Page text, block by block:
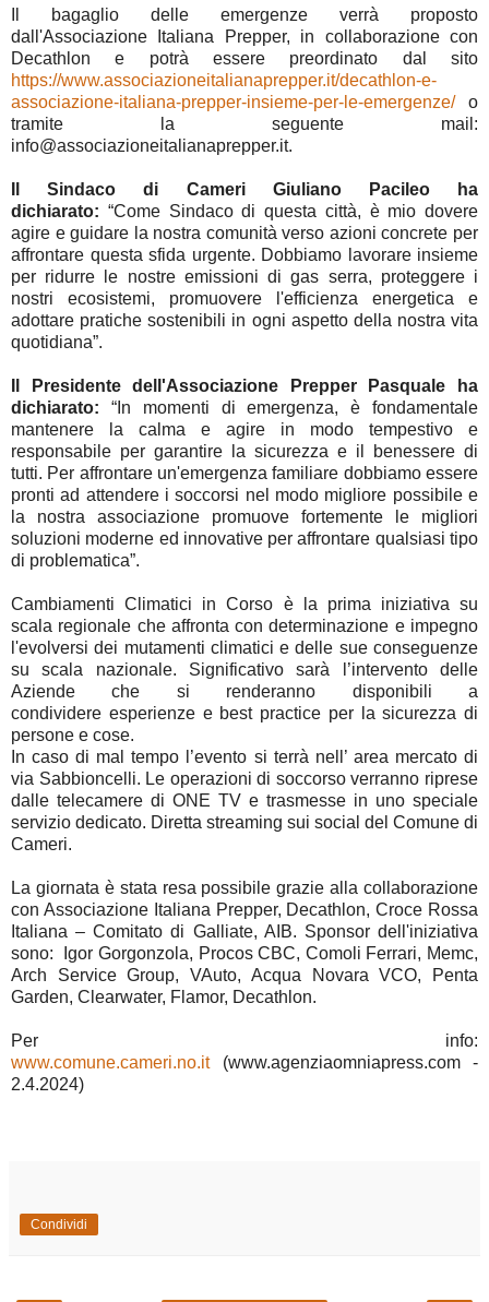
Il bagaglio delle emergenze verrà proposto
dall'Associazione Italiana Prepper, in collaborazione con
Decathlon e potrà essere preordinato dal sito
https://www.associazioneitalianaprepper.it/decathlon-e-
associazione-italiana-prepper-insieme-per-le-emergenze/o
tramite la seguente mail:
info@associazioneitalianaprepper.it.
Il Sindaco di Cameri Giuliano Pacileo ha
dichiarato: “Come Sindaco di questa città, è mio dovere
agire e guidare la nostra comunità verso azioni concrete per
affrontare questa sfida urgente. Dobbiamo lavorare insieme
per ridurre le nostre emissioni di gas serra, proteggere i
nostri ecosistemi, promuovere l'efficienza energetica e
adottare pratiche sostenibili in ogni aspetto della nostra vita
quotidiana”.
Il Presidente dell'Associazione Prepper Pasquale ha
dichiarato: “In momenti di emergenza, è fondamentale
mantenere la calma e agire in modo tempestivo e
responsabile per garantire la sicurezza e il benessere di
tutti. Per affrontare un'emergenza familiare dobbiamo essere
pronti ad attendere i soccorsi nel modo migliore possibile e
la nostra associazione promuove fortemente le migliori
soluzioni moderne ed innovative per affrontare qualsiasi tipo
di problematica”.
Cambiamenti Climatici in Corso è la prima iniziativa su
scala regionale che affronta con determinazione e impegno
l'evolversi dei mutamenti climatici e delle sue conseguenze
su scala nazionale. Significativo sarà l’intervento delle
Aziende che si renderanno disponibili a
condividere esperienze e best practice per la sicurezza di
persone e cose.
In caso di mal tempo l’evento si terrà nell’ area mercato di
via Sabbioncelli. Le operazioni di soccorso verranno riprese
dalle telecamere di ONE TV e trasmesse in uno speciale
servizio dedicato. Diretta streaming sui social del Comune di
Cameri.
La giornata è stata resa possibile grazie alla collaborazione
con Associazione Italiana Prepper, Decathlon, Croce Rossa
Italiana – Comitato di Galliate, AIB. Sponsor dell'iniziativa
sono: Igor Gorgonzola, Procos CBC, Comoli Ferrari, Memc,
Arch Service Group, VAuto, Acqua Novara VCO, Penta
Garden, Clearwater, Flamor, Decathlon.
Per info:
www.comune.cameri.no.it
(www.agenziaomniapress.com -
2.4.2024)
Condividi